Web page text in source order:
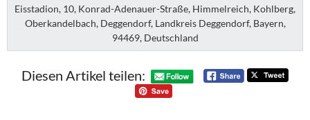
Eisstadion, 10, Konrad-Adenauer-Straße, Himmelreich, Kohlberg,
Oberkandelbach, Deggendorf, Landkreis Deggendorf, Bayern,
94469, Deutschland
Diesen Artikel teilen: